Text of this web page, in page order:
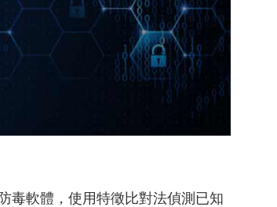
毒軟體，使用特徵比對法偵測已知